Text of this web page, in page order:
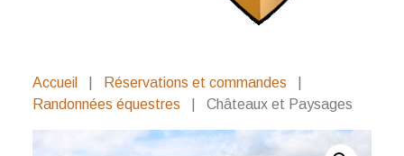
Accueil Réservations et commandes
Randonnées équestres
Châteaux et Paysages